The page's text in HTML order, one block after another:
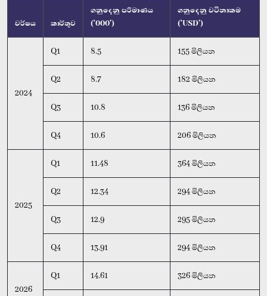
වර්ෂය කාර්තුව
ගනුදෙනු පරිමාණය
(‘000’)
ගනුදෙනු වටිනාකම
(‘USD’)
2024
Q1 8.5 155 මිලියන
Q2 8.7 182 මිලියන
Q3 10.8 136 මිලියන
Q4 10.6 206 මිලියන
2025
Q1 11.48 364 මිලියන
Q2 12.34 294 මිලියන
Q3 12.9 295 මිලියන
Q4 13.91 294 මිලියන
2026
Q1 14.61 326 මිලියන